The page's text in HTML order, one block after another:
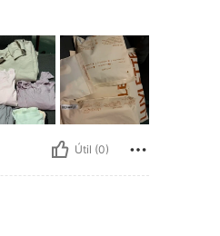
Útil (0)